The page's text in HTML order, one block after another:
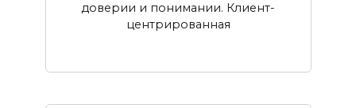
доверии и понимании. Клиент-
центрированная